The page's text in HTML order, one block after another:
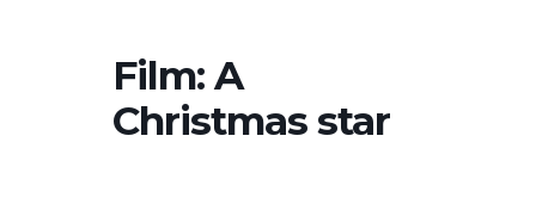
Film: A
Christmas star